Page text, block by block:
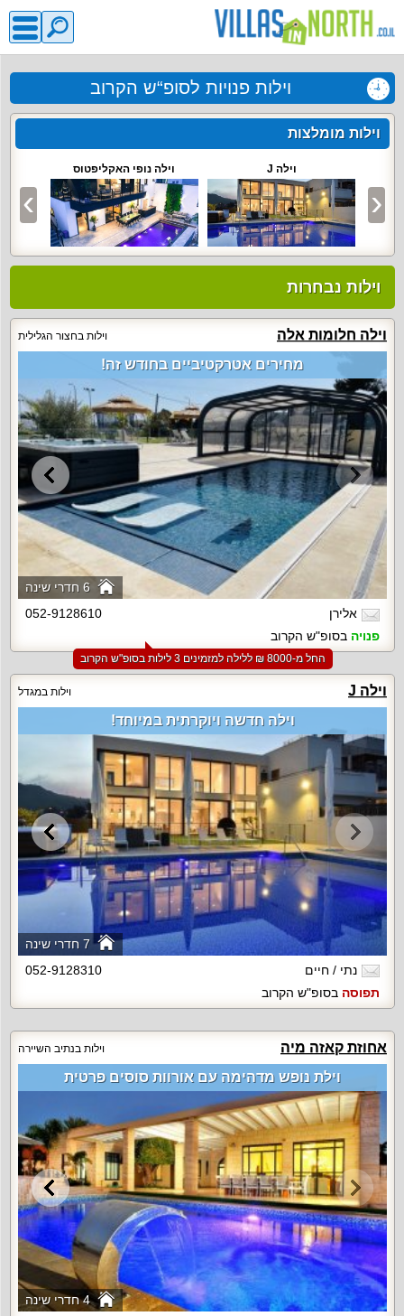
וילות פנויות לסופ“ש הקרוב
וילות מומלצות
וילה J וילה נופי האקליפטוס
וילות נבחרות
וילה חלומות אלה וילות בחצור הגלילית
6 חדרי שינה
מחירים אטרקטיביים בחודש זה!
אלירן
052-9128610
פנויה בסופ"ש הקרוב
החל מ-‏8000 ₪ ללילה למזמינים 3 לילות בסופ"ש הקרוב
וילה J וילות במגדל
7 חדרי שינה
וילה חדשה ויוקרתית במיוחד!
נתי / חיים
052-9128310
תפוסה בסופ"ש הקרוב
אחוזת קאזה מיה וילות בנתיב השיירה
4 חדרי שינה
וילת נופש מדהימה עם אורוות סוסים פרטית